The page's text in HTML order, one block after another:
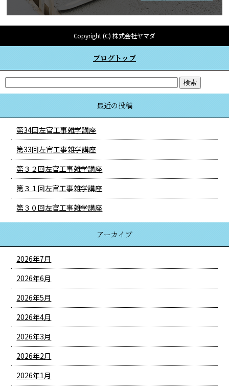
Copyright (C) 株式会社ヤマダ
ブログトップ
最近の投稿
第34回左官工事雑学講座
第33回左官工事雑学講座
第３２回左官工事雑学講座
第３１回左官工事雑学講座
第３０回左官工事雑学講座
アーカイブ
2026年7月
2026年6月
2026年5月
2026年4月
2026年3月
2026年2月
2026年1月